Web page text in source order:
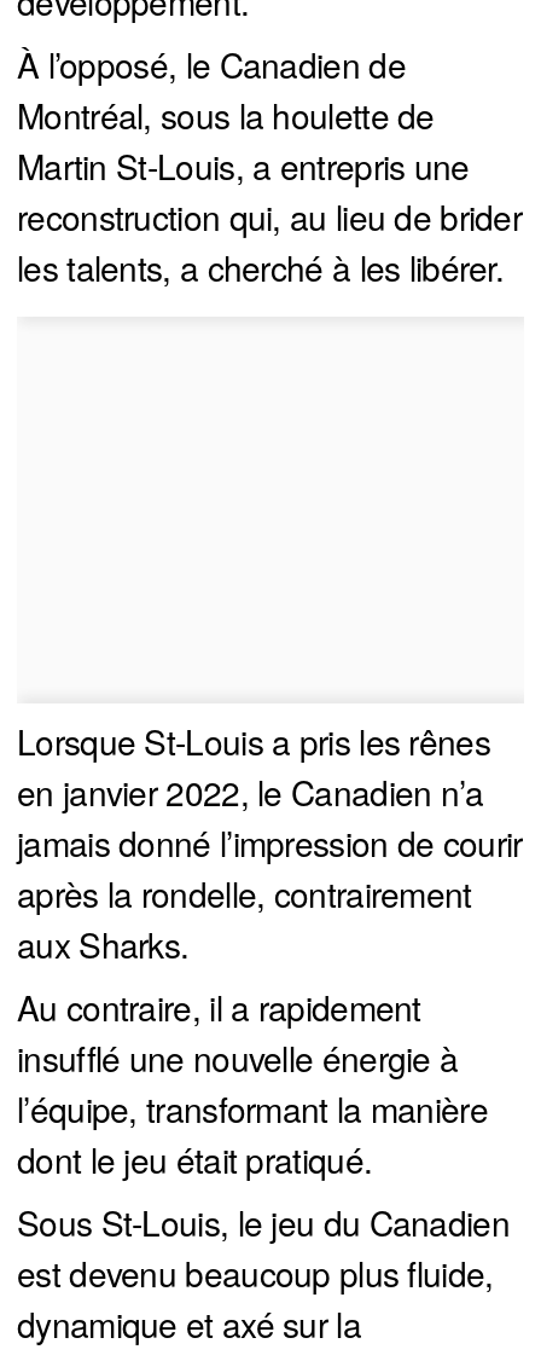
À l’opposé, le Canadien de
Montréal, sous la houlette de
Martin St-Louis, a entrepris une
reconstruction qui, au lieu de brider
les talents, a cherché à les libérer.
Lorsque St-Louis a pris les rênes
en janvier 2022, le Canadien n’a
jamais donné l’impression de courir
après la rondelle, contrairement
aux Sharks.
Au contraire, il a rapidement
insufflé une nouvelle énergie à
l’équipe, transformant la manière
dont le jeu était pratiqué.
Sous St-Louis, le jeu du Canadien
est devenu beaucoup plus fluide,
dynamique et axé sur la